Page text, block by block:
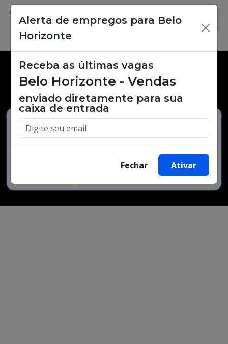
Vagas de emprego,
oportunidades de trabalho.
Buscar Vagas
Alerta de empregos para Belo
Horizonte
×
Receba as últimas vagas
Belo Horizonte - Vendas
enviado diretamente para sua
caixa de entrada
Fechar Ativar